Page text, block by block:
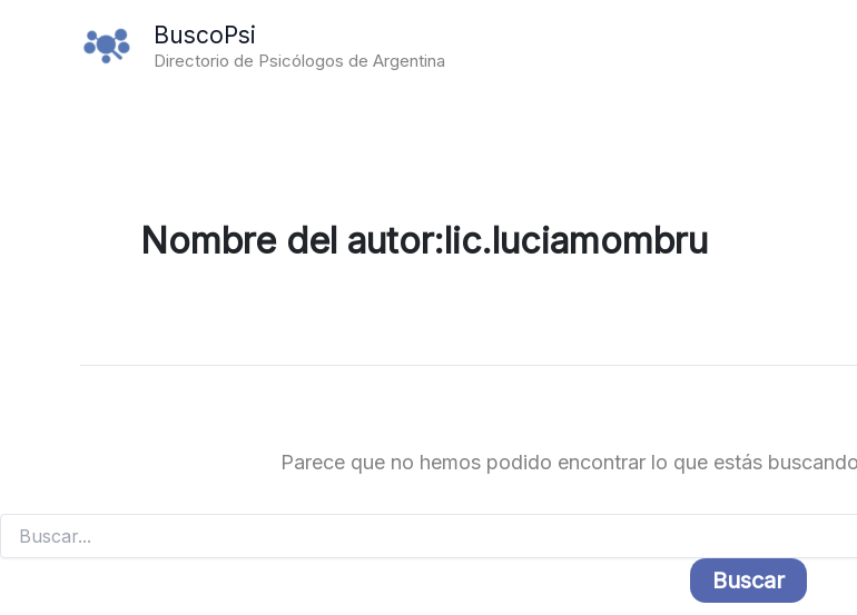
BuscoPsi
Directorio de Psicólogos de Argentina
Nombre del autor:lic.luciamombru
Parece que no hemos podido encontrar lo que estás
por: